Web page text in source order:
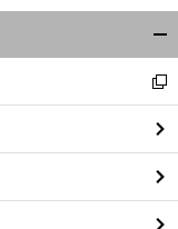
閉
る
新
し
い
ウ
ィ
ン